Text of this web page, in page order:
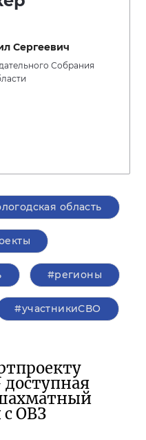
Сергеевич
Собрания
область
#регионы
#участникиСВО
шахматный
ОВЗ